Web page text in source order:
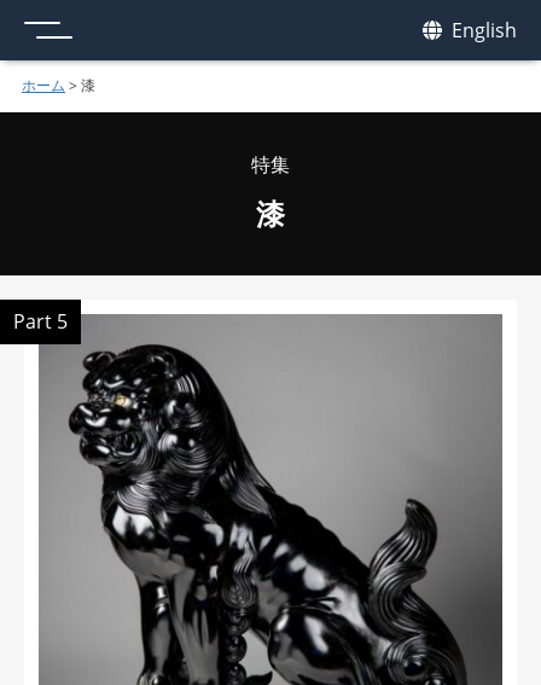
English
ホーム > 漆
特集
漆
Part 5